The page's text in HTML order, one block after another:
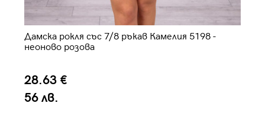
Дамска рокля със 7/8 ръкав Камелия 5198 -
неоново розова
28.63 €
56 лв.